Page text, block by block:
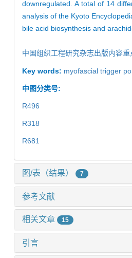
downregulated. A total of 14
analysis of the Kyoto
bile acid biosynthesis and
中国组织工程研究杂志出版内容
Key words: myofascial trigger
中图分类号:
R496
R318
R681
图/表（结果） 7
参考文献
相关文章 15
引言